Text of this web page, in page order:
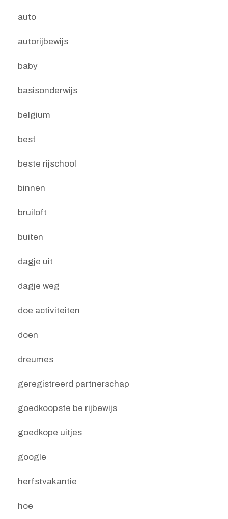
auto
autorijbewijs
baby
basisonderwijs
belgium
best
beste rijschool
binnen
bruiloft
buiten
dagje uit
dagje weg
doe activiteiten
doen
dreumes
geregistreerd partnerschap
goedkoopste be rijbewijs
goedkope uitjes
google
herfstvakantie
hoe